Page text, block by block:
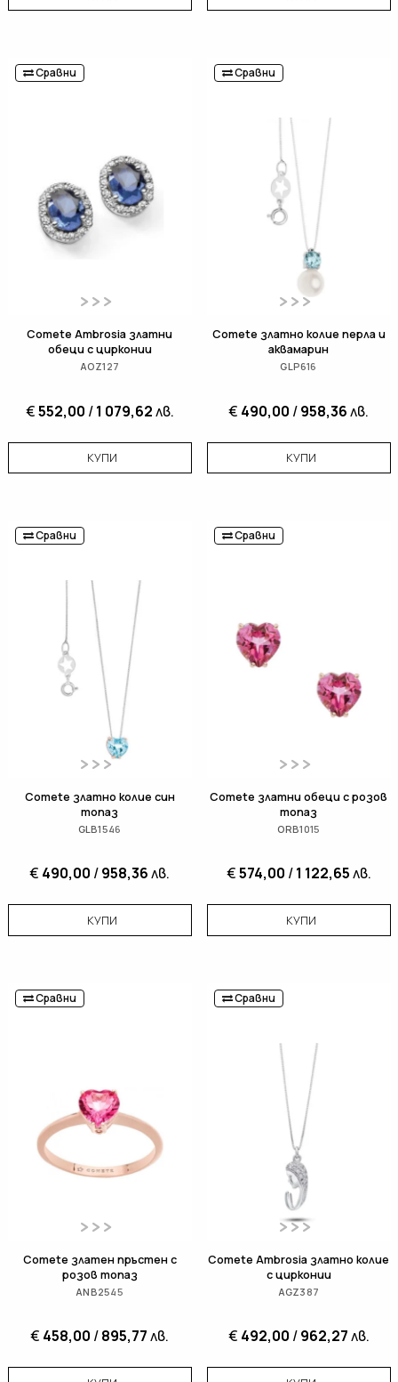
Сравни
Comete Ambrosia златни
обеци с цирконии
AOZ127
€552,00 /1 079,62лв.
КУПИ
Сравни
Comete златно колие перла и
аквамарин
GLP616
€ 490,00 /958,36лв.
КУПИ
Сравни
Comete златно колие син
топаз
GLB1546
€ 490,00 /958,36лв.
КУПИ
Сравни
Comete златни обеци с розов
топаз
ORB1015
€574,00 /1 122,65лв.
КУПИ
Сравни
Comete златен пръстен с
розов топаз
ANB2545
€ 458,00 /895,77лв.
Сравни
Comete Ambrosia златно колие
с цирконии
AGZ387
€ 492,00 /962,27лв.